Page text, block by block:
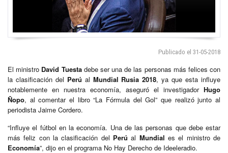
Publicado el 31-05-2018
El ministro David Tuestadebe ser una de las personas más felices con
la clasificación del Perú al Mundial Rusia 2018, ya que esta influye
notablemente en nuestra economía, aseguró el investigador Hugo
Ñopo, al comentar el libro “La Fórmula del Gol” que realizó junto al
periodista Jaime Cordero.
“Influye el fútbol en la economía. Una de las personas que debe estar
más feliz con la clasificación del Perú al Mundial es el ministro de
Economía”, dijo en el programa No Hay Derecho de Ideeleradio.